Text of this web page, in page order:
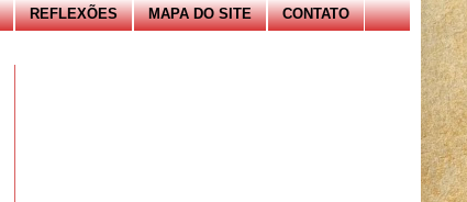
REFLEXÕES MAPA DO SITE CONTATO